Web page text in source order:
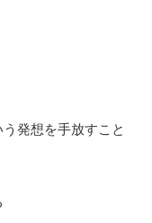
発想を手放すこと